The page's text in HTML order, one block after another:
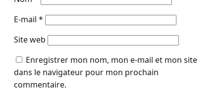
E-mail *
Site web
Enregistrer mon nom, mon e-mail et mon site
dans le navigateur pour mon prochain
commentaire.